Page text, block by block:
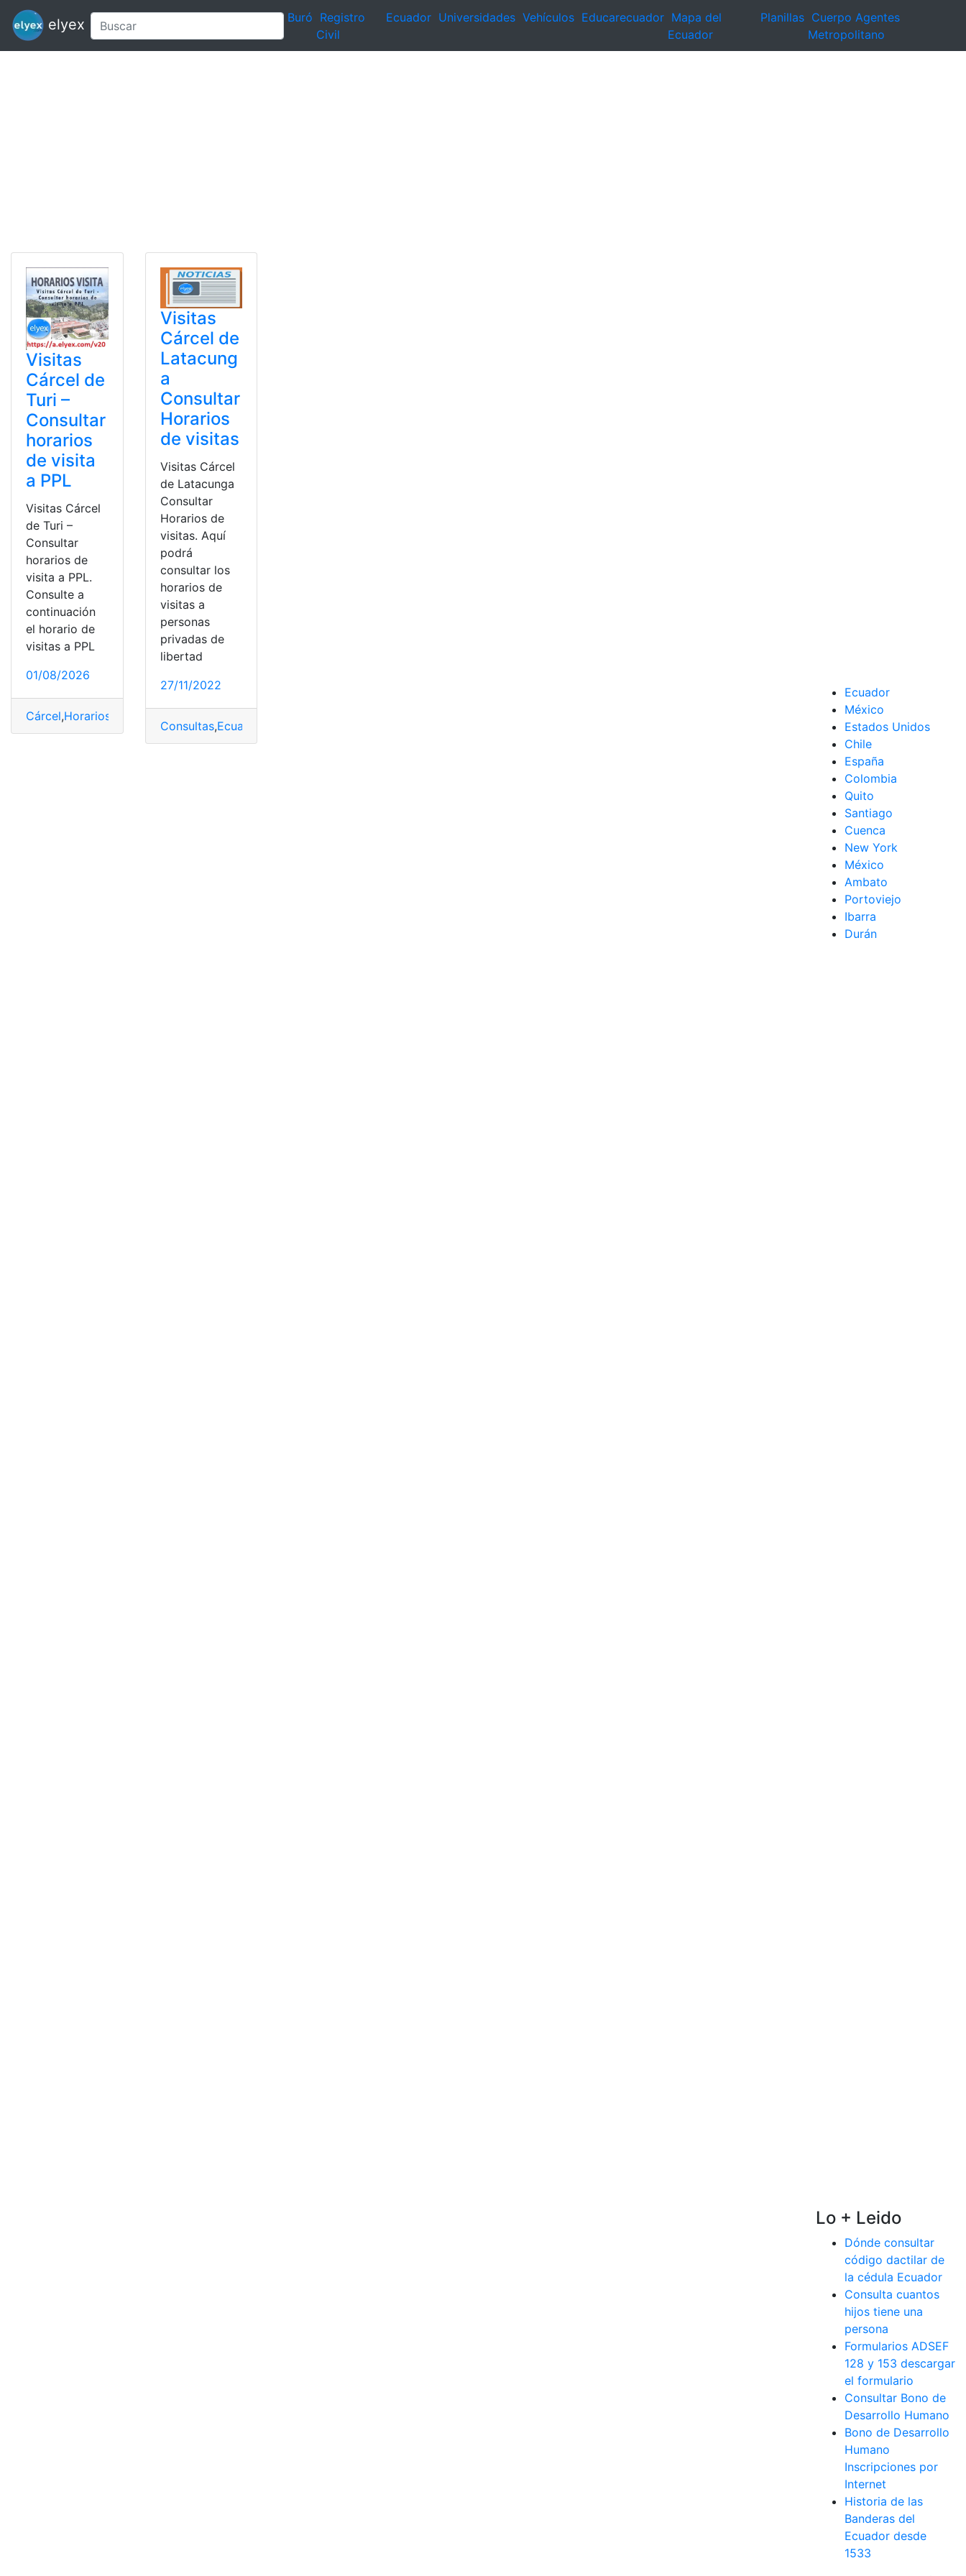
elyex Buró Registro
Civil
Ecuador Universidades Vehículos Educarecuador Mapa del
Ecuador
Planillas Cuerpo Agentes
Metropolitano
Visitas
Cárcel de
Turi –
Consultar
horarios
de visita
a PPL
Visitas Cárcel
de Turi –
Consultar
horarios de
visita a PPL.
Consulte a
continuación
el horario de
visitas a PPL
01/08/2026
Cárcel,Horarios
Visitas
Cárcel de
Latacung
a
Consultar
Horarios
de visitas
Visitas Cárcel
de Latacunga
Consultar
Horarios de
visitas. Aquí
podrá
consultar los
horarios de
visitas a
personas
privadas de
libertad
27/11/2022
Consultas,Ecuador
Ecuador
México
Estados Unidos
Chile
España
Colombia
Quito
Santiago
Cuenca
New York
México
Ambato
Portoviejo
Ibarra
Durán
Lo + Leido
Dónde consultar
código dactilar de
la cédula Ecuador
Consulta cuantos
hijos tiene una
persona
Formularios ADSEF
128 y 153 descargar
el formulario
Consultar Bono de
Desarrollo Humano
Bono de Desarrollo
Humano
Inscripciones por
Internet
Historia de las
Banderas del
Ecuador desde
1533